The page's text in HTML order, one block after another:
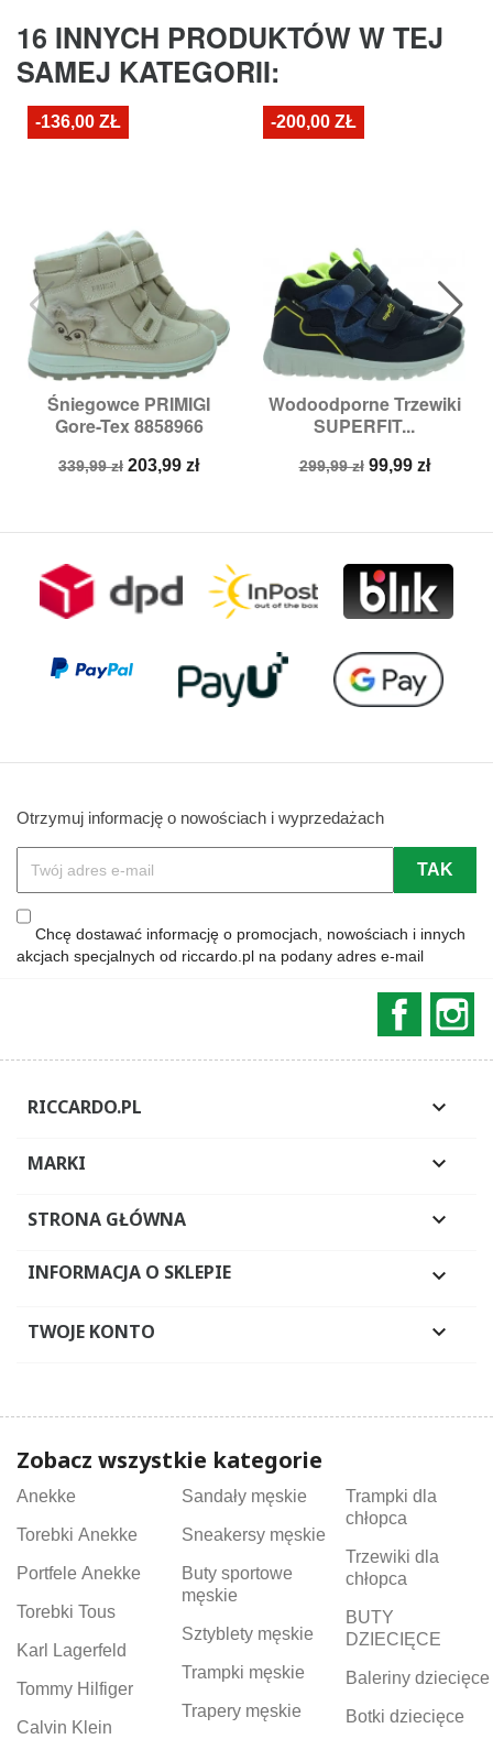
16 INNYCH PRODUKTÓW W TEJ
SAMEJ KATEGORII:
Śniegowce PRIMIGI
Gore-Tex 8858966
Cena
339,99 zł Cena
203,99 zł
-136,00 ZŁ
Wodoodporne Trzewiki
SUPERFIT...
Cena
299,99 zł Cena
99,99 zł
-200,00 ZŁ
Otrzymuj informację o nowościach i wyprzedażach
Chcę dostawać informację o promocjach, nowościach i innych
akcjach specjalnych od riccardo.pl na podany adres e-mail
RICCARDO.PL 
MARKI 
STRONA GŁÓWNA 
INFORMACJA O SKLEPIE 
TWOJE KONTO 
Zobacz wszystkie kategorie
Anekke
Torebki Anekke
Portfele Anekke
Torebki Tous
Karl Lagerfeld
Tommy Hilfiger
Calvin Klein
Sandały męskie
Sneakersy męskie
Buty sportowe
męskie
Sztyblety męskie
Trampki męskie
Trapery męskie
Trampki dla
chłopca
Trzewiki dla
chłopca
BUTY
DZIECIĘCE
Baleriny dziecięce
Botki dziecięce